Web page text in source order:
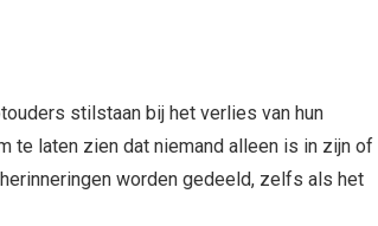
stilstaan bij het verlies van hun
te laten zien dat niemand alleen is in zijn of
worden gedeeld, zelfs als het